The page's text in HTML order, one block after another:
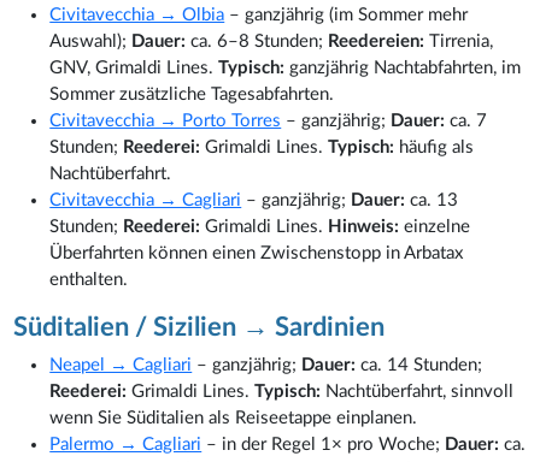
Civitavecchia → Olbia – ganzjährig (im Sommer mehr
Auswahl); Dauer: ca. 6–8 Stunden; Reedereien: Tirrenia,
GNV, Grimaldi Lines.Typisch: ganzjährig Nachtabfahrten, im
Sommer zusätzliche Tagesabfahrten.
Civitavecchia → Porto Torres – ganzjährig; Dauer: ca. 7
Stunden; Reederei: Grimaldi Lines.Typisch: häufig als
Nachtüberfahrt.
Civitavecchia → Cagliari – ganzjährig; Dauer: ca. 13
Stunden; Reederei: Grimaldi Lines. Hinweis: einzelne
Überfahrten können einen Zwischenstopp in Arbatax
enthalten.
Süditalien / Sizilien → Sardinien
Neapel → Cagliari – ganzjährig; Dauer: ca. 14 Stunden;
Reederei: Grimaldi Lines.Typisch: Nachtüberfahrt, sinnvoll
wenn Sie Süditalien als Reiseetappe einplanen.
Palermo → Cagliari – in der Regel 1× pro Woche; Dauer: ca.